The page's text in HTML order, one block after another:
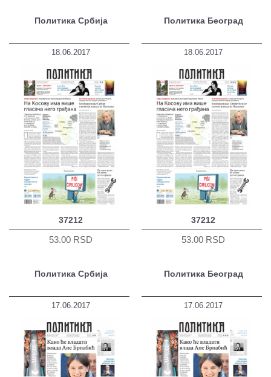
Политика Србија
18.06.2017
37212
53.00 RSD
Политика Београд
18.06.2017
37212
53.00 RSD
Политика Србија
17.06.2017
Политика Београд
17.06.2017